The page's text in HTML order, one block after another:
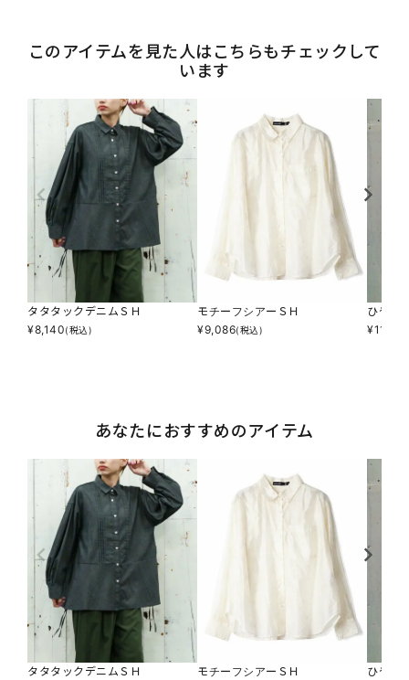
このアイテムを見た人はこちらもチェックして
います
タタタックデニムＳＨ
¥8,140(税込)
モチーフシアーＳＨ
¥9,086(税込)
ひやサ
¥11,880
あなたにおすすめのアイテム
タタタックデニムＳＨ
モチーフシアーＳＨ
ひやサ